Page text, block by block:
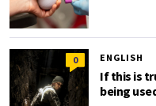
0 ENGLISH
If this is
being